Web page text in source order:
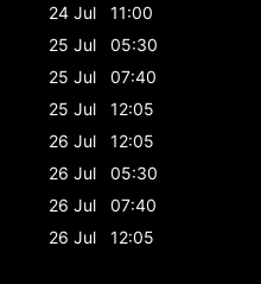
24 Jul
11:00
25 Jul
05:30
25 Jul
07:40
25 Jul
12:05
26 Jul
12:05
26 Jul
05:30
26 Jul
07:40
26 Jul
12:05